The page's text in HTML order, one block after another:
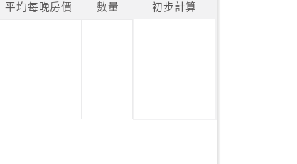
平均每晚房價 數量 初步計算